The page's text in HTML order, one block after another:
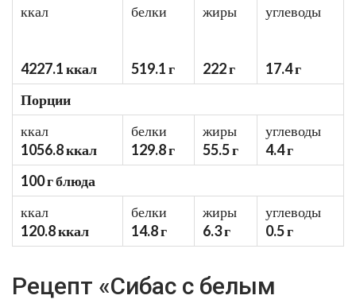
ккал
4227.1 ккал
белки
519.1 г
жиры
222 г
углеводы
17.4 г
Порции
ккал
1056.8 ккал
белки
129.8 г
жиры
55.5 г
углеводы
4.4 г
100 г блюда
ккал
120.8 ккал
белки
14.8 г
жиры
6.3 г
углеводы
0.5 г
Рецепт «Сибас с белым